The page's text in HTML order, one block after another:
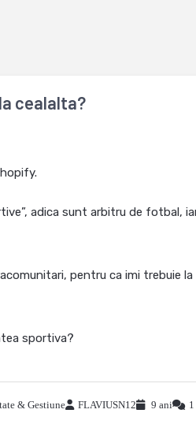
cealalta?
adica sunt arbitru de fotbal,
pentru ca imi trebuie
sportiva?
& Gestiune FLAVIUSN12 9 ani